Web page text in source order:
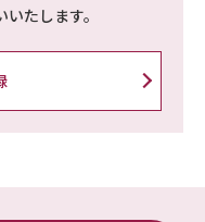
たします。